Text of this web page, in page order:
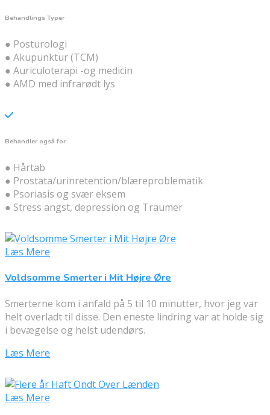
Behandlings Typer
● Posturologi
● Akupunktur (TCM)
● Auriculoterapi -og medicin
● AMD med infrarødt lys
Behandler også for
● Hårtab
● Prostata/urinretention/blæreproblematik
● Psoriasis og svær eksem
● Stress angst, depression og Traumer
Læs Mere
Voldsomme Smerter i Mit Højre Øre
Smerterne kom i anfald på 5 til 10 minutter, hvor jeg var
helt overladt til disse. Den eneste lindring var at holde sig
i bevægelse og helst udendørs.
Læs Mere
Læs Mere